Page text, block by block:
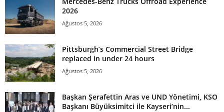
2026
Ağustos 5, 2026
Pittsburgh’s Commercial Street Bridge
replaced in under 24 hours
Ağustos 5, 2026
Başkan Şerafettin Aras ve UND Yönetimi, KSO
Başkanı Büyüksimitci ile Kayseri’nin...